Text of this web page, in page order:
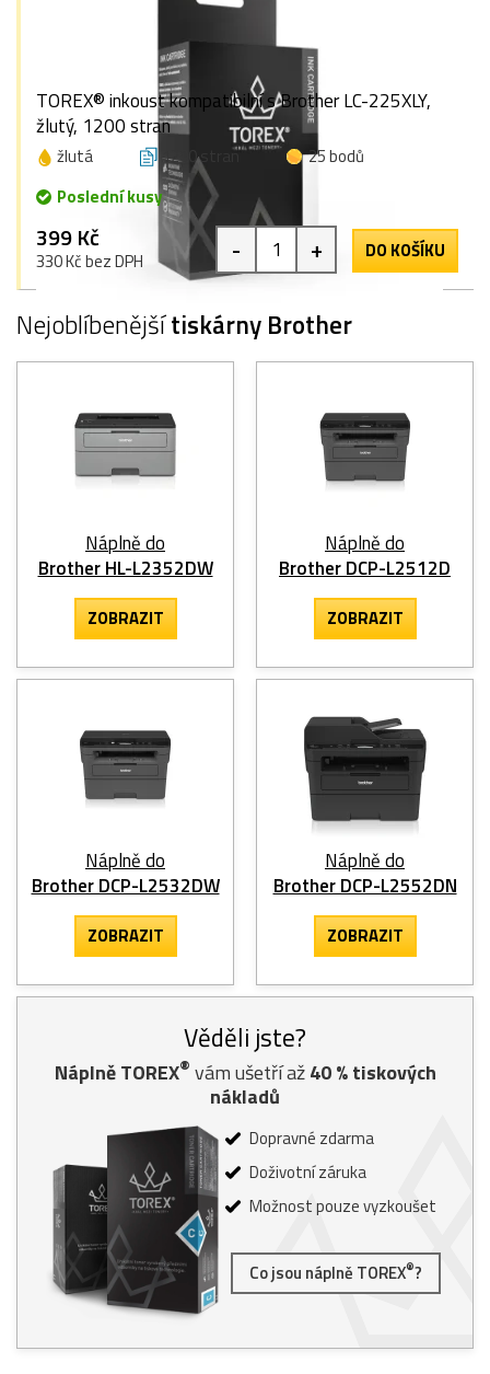
TOREX® inkoust kompatibilní s Brother LC-225XLY,
žlutý, 1200 stran
žlutá 1200 stran
25 bodů
Poslední kusy
399 Kč
330 Kč bez DPH - + DO KOŠÍKU
Nejoblíbenějšítiskárny Brother
Náplně do
Brother HL-L2352DW
ZOBRAZIT
Náplně do
Brother DCP-L2512D
ZOBRAZIT
Náplně do
Brother DCP-L2532DW
ZOBRAZIT
Náplně do
Brother DCP-L2552DN
ZOBRAZIT
Věděli jste?
Náplně TOREX® vám ušetří až40% tiskových
nákladů
Dopravné zdarma
Doživotní záruka
Možnost pouze vyzkoušet
Co jsou náplně TOREX®?